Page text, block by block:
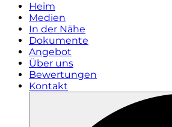
Heim
Medien
In der Nähe
Dokumente
Angebot
Über uns
Bewertungen
Kontakt